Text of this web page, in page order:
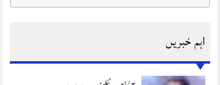
اہم خبریں